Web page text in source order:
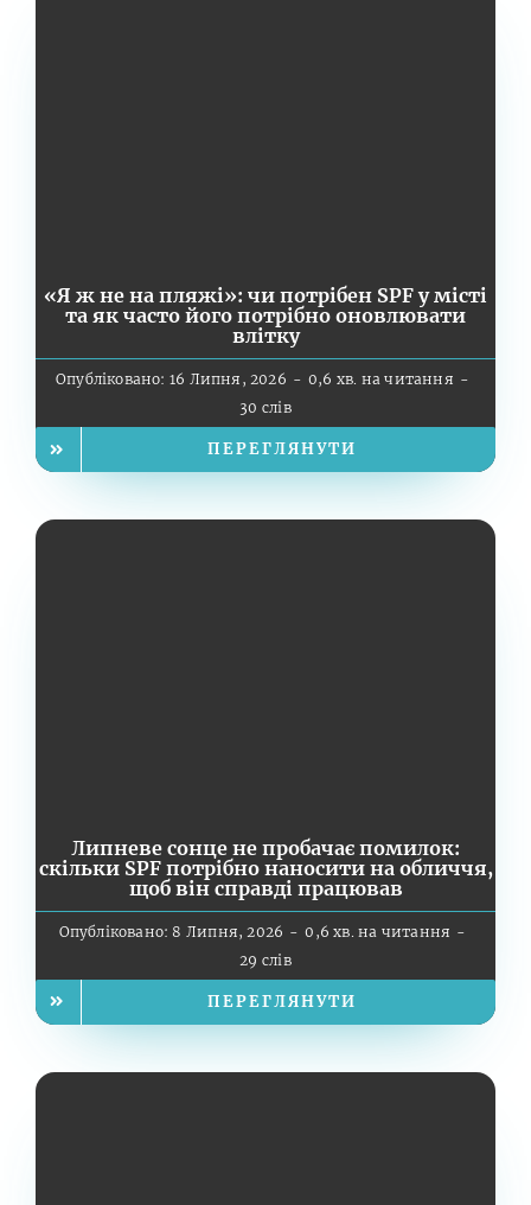
«Я ж не на пляжі»: чи потрібен SPF у місті
та як часто його потрібно оновлювати
влітку
Опубліковано: 16 Липня, 2026 - 0,6 хв. на читання -
30 слів
ПЕРЕГЛЯНУТИ
Липневе сонце не пробачає помилок:
скільки SPF потрібно наносити на обличчя,
щоб він справді працював
Опубліковано: 8 Липня, 2026 - 0,6 хв. на читання -
29 слів
ПЕРЕГЛЯНУТИ